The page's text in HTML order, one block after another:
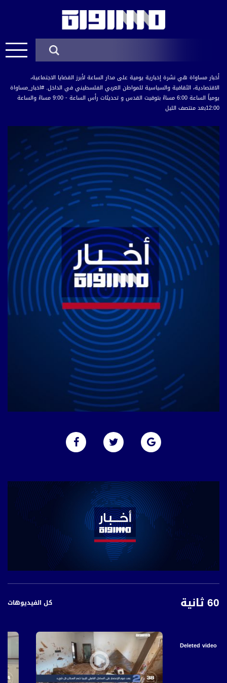
أخبار مساواة هي نشرة إخبارية يومية على مدار الساعة لأبرز القضايا الاجتماعية،
الاقتصادية، الثقافية والسياسية للمواطن العربي الفلسطيني في الداخل. #اخبار_مساواة
يومياً الساعة 6:00 مساءً بتوقيت القدس و تحديثات رأس الساعة - 9:00 مساءً والساعة
12:00بعد منتصف الليل
60 ثانية كل الفيديوهات
Deleted video